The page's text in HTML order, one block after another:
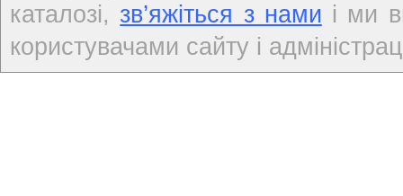
каталозі,зв’яжіться з нами і ми
користувачами сайту і